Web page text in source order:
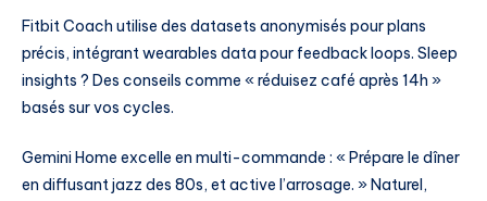
Fitbit Coach utilise des datasets anonymisés pour plans
précis, intégrant wearables data pour feedback loops. Sleep
insights ? Des conseils comme « réduisez café après 14h »
basés sur vos cycles.
Gemini Home excelle en multi-commande : « Prépare le dîner
en diffusant jazz des 80s, et active l’arrosage. » Naturel,